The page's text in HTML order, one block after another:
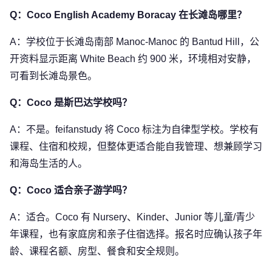
Q：Coco English Academy Boracay 在长滩岛哪里？
A：学校位于长滩岛南部 Manoc-Manoc 的 Bantud Hill，公
开资料显示距离 White Beach 约 900 米，环境相对安静，
可看到长滩岛景色。
Q：Coco 是斯巴达学校吗？
A：不是。feifanstudy 将 Coco 标注为自律型学校。学校有
课程、住宿和校规，但整体更适合能自我管理、想兼顾学习
和海岛生活的人。
Q：Coco 适合亲子游学吗？
A：适合。Coco 有 Nursery、Kinder、Junior 等儿童/青少
年课程，也有家庭房和亲子住宿选择。报名时应确认孩子年
龄、课程名额、房型、餐食和安全规则。